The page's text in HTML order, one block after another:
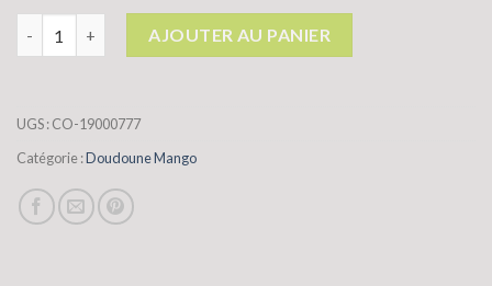
AJOUTER AU PANIER
UGS :CO-19000777
Catégorie :Doudoune Mango